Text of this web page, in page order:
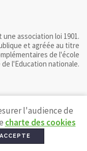
une association loi 1901.
et agréée au titre
de l'école
l'Education nationale.
l'audience de
charte des cookies